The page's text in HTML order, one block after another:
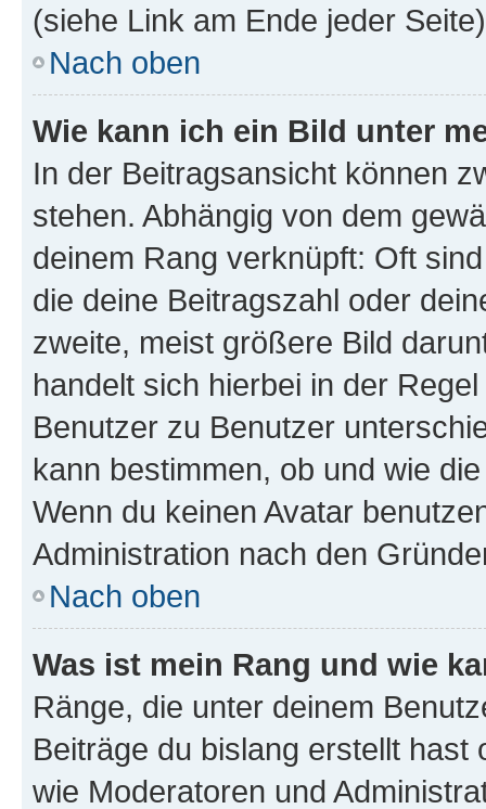
(siehe Link am Ende jeder
Nach oben
Wie kann ich ein Bild unter
In der Beitragsansicht können
stehen. Abhängig von dem
deinem Rang verknüpft: Oft
die deine Beitragszahl oder
zweite, meist größere Bild
handelt sich hierbei in der
Benutzer zu Benutzer
kann bestimmen, ob und wie
Wenn du keinen Avatar
Administration nach den
Nach oben
Was ist mein Rang und wie
Ränge, die unter deinem
Beiträge du bislang erstellt
wie Moderatoren und